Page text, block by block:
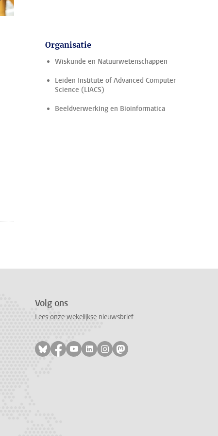
Organisatie
Wiskunde en Natuurwetenschappen
Leiden Institute of Advanced Computer
Science (LIACS)
Beeldverwerking en Bioinformatica
Volg ons
Lees onze wekelijkse nieuwsbrief
Volg ons op bluesky
Volg ons op facebook
Volg ons op youtube
Volg ons op linkedin
Volg ons op instagram
Volg ons op mastodon